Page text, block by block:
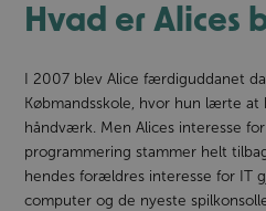
Hvad er Alices
I 2007 blev Alice færdiguddanet
Købmandsskole, hvor hun lærte
håndværk. Men Alices interesse
programmering stammer helt
hendes forældres interesse for IT
computer og de nyeste